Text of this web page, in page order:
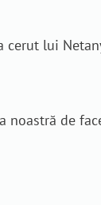
lui
noastră de